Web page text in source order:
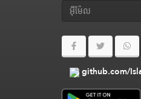
github.com/